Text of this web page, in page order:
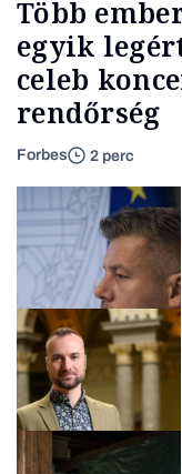
Több
egyik
celeb
rendőrség
Forbes 2 perc
Energia